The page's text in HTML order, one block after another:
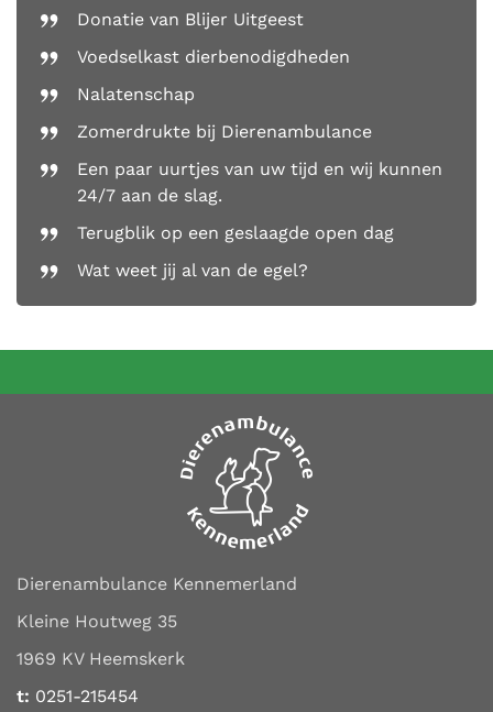
Donatie van Blijer Uitgeest
Voedselkast dierbenodigdheden
Nalatenschap
Zomerdrukte bij Dierenambulance
Een paar uurtjes van uw tijd en wij kunnen
24/7 aan de slag.
Terugblik op een geslaagde open dag
Wat weet jij al van de egel?
Dierenambulance Kennemerland
Kleine Houtweg 35
1969 KV Heemskerk
t: 0251-215454